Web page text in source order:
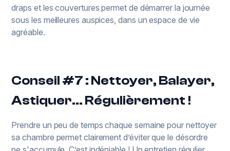
draps et les couvertures permet de démarrer la journée
sous les meilleures auspices, dans un espace de vie
agréable.
Conseil #7 : Nettoyer, Balayer,
Astiquer… Régulièrement !
Prendre un peu de temps chaque semaine pour nettoyer
sa chambre permet clairement d’éviter que le désordre